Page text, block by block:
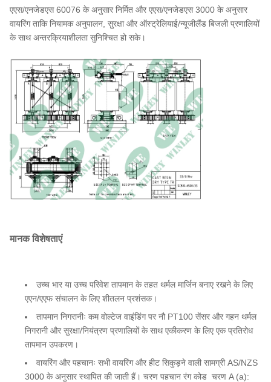
13 तापमान में वृद्धि °C 100
एएस/एनजेडएस 60076 के अनुसार निर्मित और एएस/एनजेडएस 3000 के अनुसार
वायरिंग ताकि नियामक अनुपालन, सुरक्षा और ऑस्ट्रेलियाई/न्यूजीलैंड बिजली प्रणालियों
के साथ अन्तरक्रियाशीलता सुनिश्चित हो सके।
मानक विशेषताएं
उच्च भार या उच्च परिवेश तापमान के तहत थर्मल मार्जिन बनाए रखने के लिए
एएन/एएफ संचालन के लिए शीतलन प्रशंसक।
तापमान निगरानीः कम वोल्टेज वाइंडिंग पर नौ PT100 सेंसर और गहन थर्मल
निगरानी और सुरक्षा/नियंत्रण प्रणालियों के साथ एकीकरण के लिए एक प्रतिरोध
तापमान उपकरण।
वायरिंग और पहचानः सभी वायरिंग और हीट सिकुड़ने वाली सामग्री AS/NZS
3000 के अनुसार स्थापित की जाती हैं। चरण पहचान रंग कोड ️ चरण A (a):